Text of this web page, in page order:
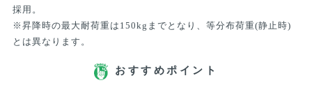
採用。
※昇降時の最大耐荷重は150kgまでとなり、等分布荷重(静止時)
とは異なります。
おすすめポイント